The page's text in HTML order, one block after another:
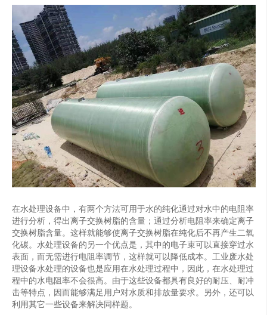
在水处理设备中，有两个方法可用于水的纯化通过对水中的电阻率
进行分析，得出离子交换树脂的含量；通过分析电阻率来确定离子
交换树脂含量。这样就能够使离子交换树脂在纯化后不再产生二氧
化碳。水处理设备的另一个优点是，其中的电子束可以直接穿过水
表面，而无需进行电阻率调节，这样就可以降低成本。工业废水处
理设备水处理的设备也是应用在水处理过程中，因此，在水处理过
程中的水电阻率不会很高。由于这些设备都具有良好的耐压、耐冲
击等特点，因而能够满足用户对水质和排放量要求。另外，还可以
利用其它一些设备来解决同样题。